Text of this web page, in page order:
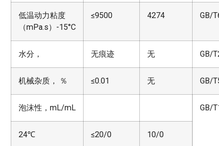
低温动力粘度
（mPa.s）-15°C
≤9500 4274 GB/
水分， 无痕迹 无 GB/
机械杂质， ％ ≤0.01 无 GB/
泡沫性，mL/mL GB/
24℃ ≤20/0 10/0